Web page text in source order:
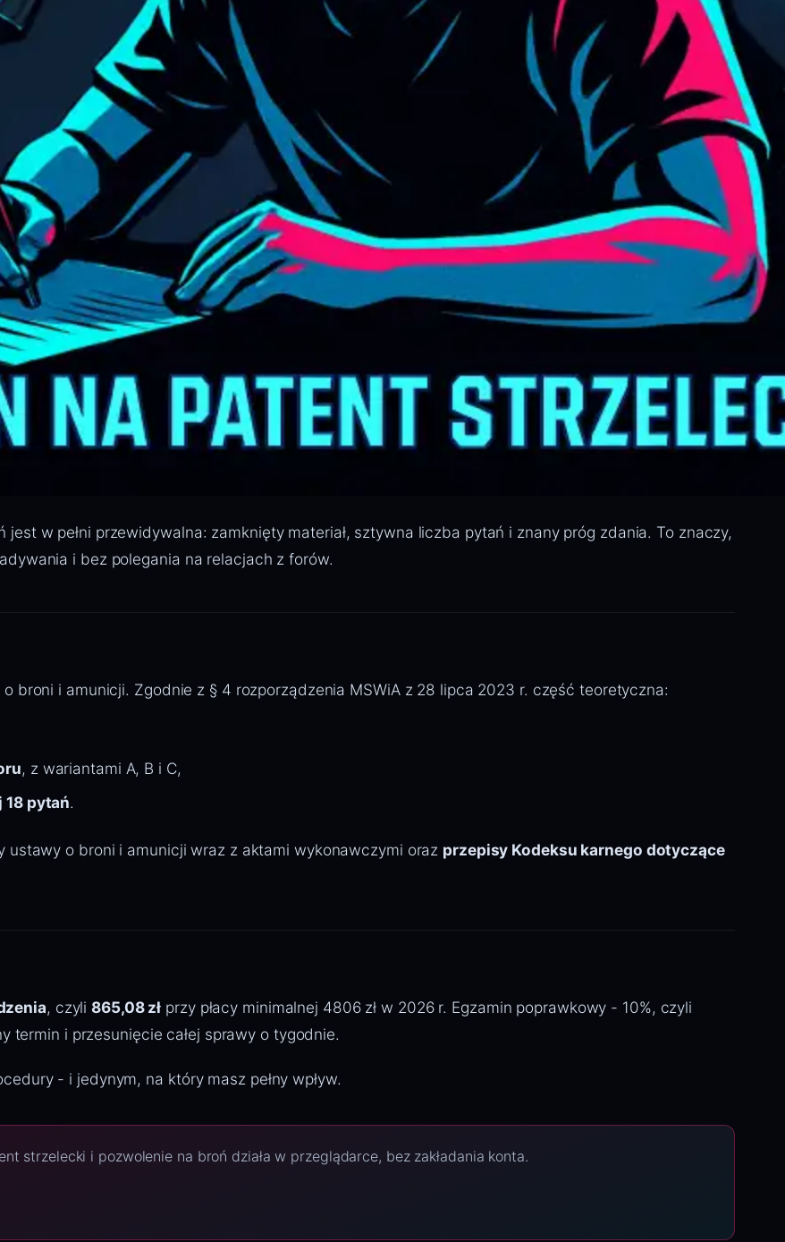
w pełni przewidywalna: zamknięty materiał, sztywna liczba pytań i znany próg zdania. To znaczy,
i bez polegania na relacjach z forów.
broni i amunicji. Zgodnie z § 4 rozporządzenia MSWiA z 28 lipca 2023 r. część teoretyczna:
, z wariantami A, B i C,
18 pytań.
ustawy o broni i amunicji wraz z aktami wykonawczymi oraz przepisy Kodeksu karnego dotyczące
, czyli865,08 zł przy płacy minimalnej 4806 zł w 2026 r. Egzamin poprawkowy - 10%, czyli
termin i przesunięcie całej sprawy o tygodnie.
- i jedynym, na który masz pełny wpływ.
strzelecki i pozwolenie na broń działa w przeglądarce, bez zakładania konta.